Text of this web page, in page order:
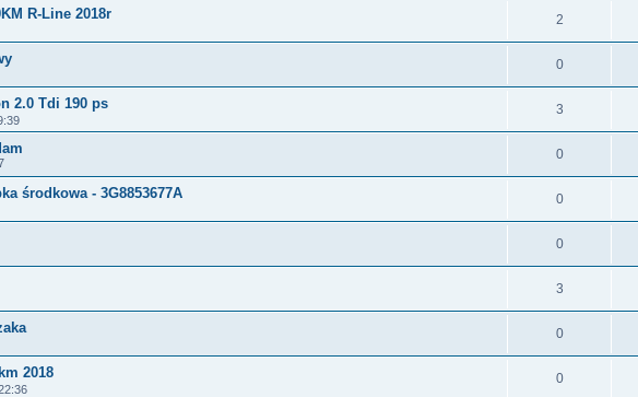
R-Line 2018r 2
0
2.0 Tdi 190 ps 3
0
środkowa - 3G8853677A 0
0
3
0
2018 0